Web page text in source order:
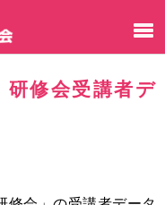
研修会受講者デ